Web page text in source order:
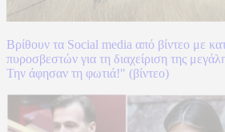
Βρίθουν τα Social media από βίντεο με
πυροσβεστών για τη διαχείριση της
Την άφησαν τη φωτιά!" (βίντεο)